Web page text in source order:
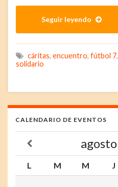
Seguir leyendo
cáritas, encuentro, fútbol 7,
solidario
CALENDARIO DE EVENTOS
agosto
L M M J